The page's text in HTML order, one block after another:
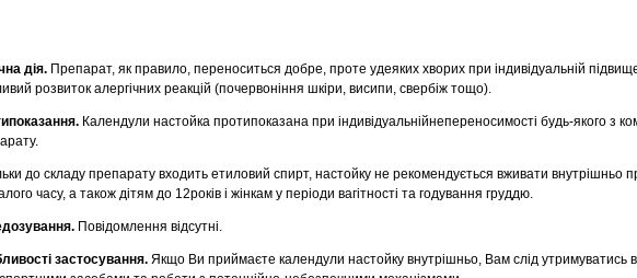
дія. Препарат, як правило, переноситься добре, проте удеяких хворих при індивідуальній
розвиток алергічних реакцій (почервоніння шкіри, висипи, свербіж тощо).
Календули настойка протипоказана при індивідуальнійнепереносимості будь-якого з
до складу препарату входить етиловий спирт, настойку не рекомендується вживати внутрішньо
часу, а також дітям до 12років і жінкам у періоди вагітності та годування груддю.
Повідомлення відсутні.
застосування. Якщо Ви приймаєте календули настойку внутрішньо, Вам слід утримуватись